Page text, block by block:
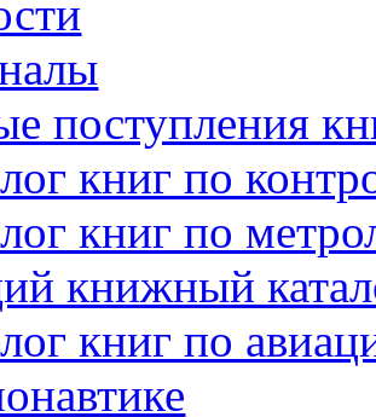
поступления
книг по
книг по
книжный
книг по